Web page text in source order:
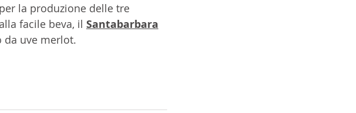
la produzione delle tre
facile beva, il Santabarbara
uve merlot.